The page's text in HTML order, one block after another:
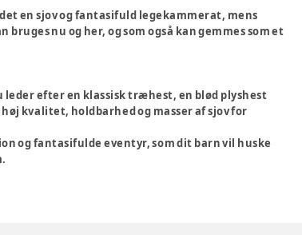
en sjov og fantasifuld legekammerat, mens
nu og her, og som også kan gemmes som et
leder efter en klassisk træhest, en blød plyshest
kvalitet, holdbarhed og masser af sjov for
og fantasifulde eventyr, som dit barn vil huske